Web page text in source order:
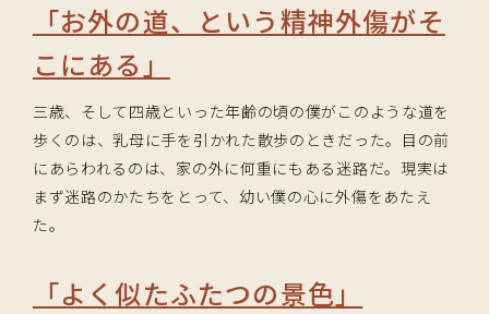
「お外の道、という精神外傷がそ
こにある」
三歳、そして四歳といった年齢の頃の僕がこのような道を
歩くのは、乳母に手を引かれた散歩のときだった。目の前
にあらわれるのは、家の外に何重にもある迷路だ。現実は
まず迷路のかたちをとって、幼い僕の心に外傷をあたえ
た。
「よく似たふたつの景色」